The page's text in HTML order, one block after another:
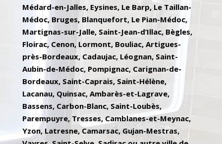
Médard-en-Jalles, Eysines, Le Barp, Le Taillan-
Médoc, Bruges, Blanquefort, Le Pian-Médoc,
Martignas-sur-Jalle, Saint-Jean-d’Illac, Bègles,
Floirac, Cenon, Lormont, Bouliac, Artigues-
près-Bordeaux, Cadaujac, Léognan, Saint-
Aubin-de-Médoc, Pompignac, Carignan-de-
Bordeaux, Saint-Caprais, Saint-Hélène,
Lacanau, Quinsac, Ambarès-et-Lagrave,
Bassens, Carbon-Blanc, Saint-Loubès,
Parempuyre, Tresses, Camblanes-et-Meynac,
Yzon, Latresne, Camarsac, Gujan-Mestras,